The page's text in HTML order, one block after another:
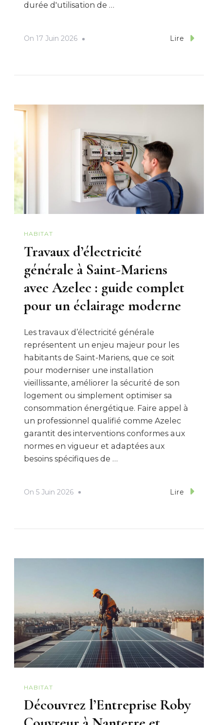
durée d'utilisation de …
On 17 Juin 2026 Lire
HABITAT
Travaux d’électricité
générale à Saint-Mariens
avec Azelec : guide complet
pour un éclairage moderne
Les travaux d’électricité générale
représentent un enjeu majeur pour les
habitants de Saint-Mariens, que ce soit
pour moderniser une installation
vieillissante, améliorer la sécurité de son
logement ou simplement optimiser sa
consommation énergétique. Faire appel à
un professionnel qualifié comme Azelec
garantit des interventions conformes aux
normes en vigueur et adaptées aux
besoins spécifiques de …
On 5 Juin 2026 Lire
HABITAT
Découvrez l’Entreprise Roby